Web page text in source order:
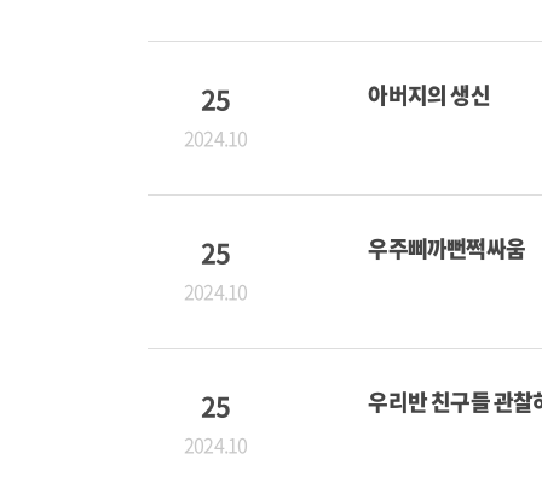
25
2024.10
아버지의 생신
25
2024.10
우주삐까뻔쩍싸움
25
2024.10
우리반 친구들 관찰